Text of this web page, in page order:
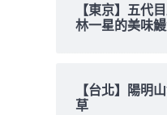
【東京】五代
林一星的美味
【台北】陽明
草